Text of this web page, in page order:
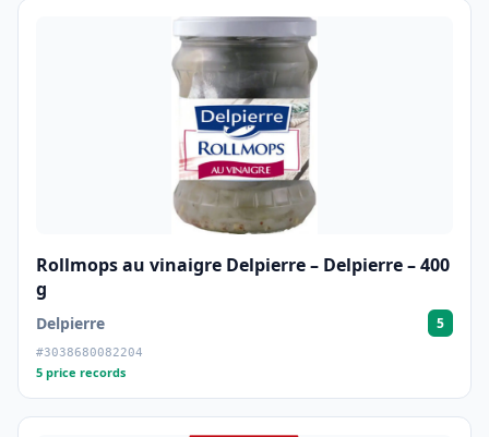
Rollmops au vinaigre Delpierre – Delpierre – 400
g
Delpierre 5
#3038680082204
5 price records